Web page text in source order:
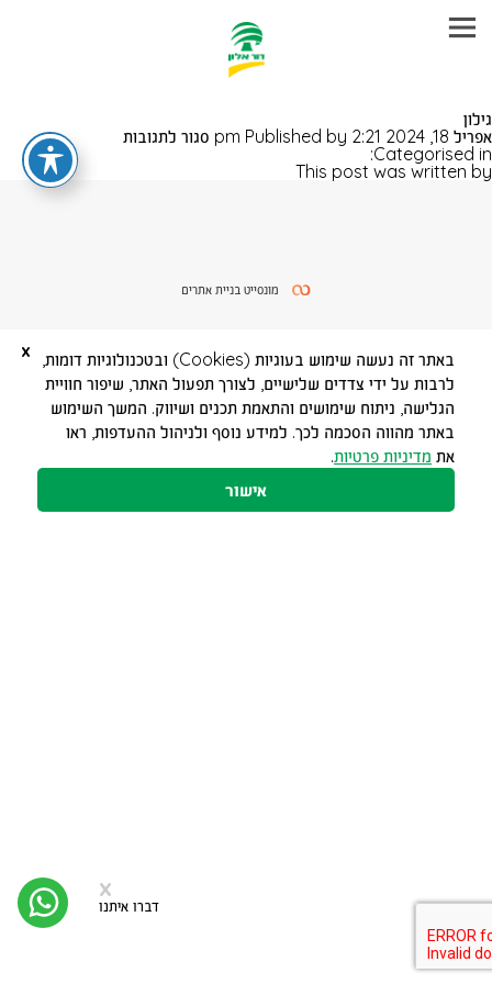
מעבר
מהיר
לתוכן
הראשי
גילון
אפריל 18, 2024 2:21 pm
Published by סגור לתגובותעל
Categorised in:
This post was written by
מונסייט בניית אתרים
x באתר זה נעשה שימוש בעוגיות (Cookies) ובטכנולוגיות דומות,
לרבות על ידי צדדים שלישיים, לצורך תפעול האתר, שיפור חוויית
הגלישה, ניתוח שימושים והתאמת תכנים ושיווק. המשך השימוש
באתר מהווה הסכמה לכך. למידע נוסף ולניהול ההעדפות, ראו
את מדיניות פרטיות.
אישור
סגירה
x
דברו איתנו